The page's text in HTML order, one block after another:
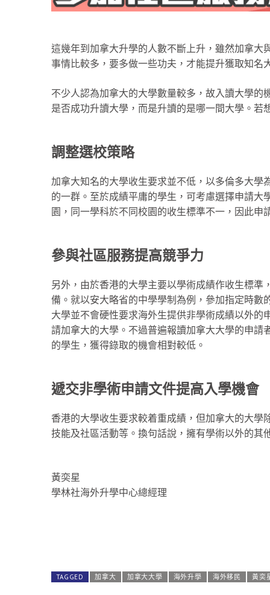
這幾年到加拿大升學的人數不斷上升，雖然加拿
事情比較多，要多做一些功夫，才能提升獲取知名
不少人認為加拿大的大學數量較多，故入讀大學
是否成功升讀大學，而是升讀的是哪一間大學。
調整選校策略
加拿大知名的大學收生要求並不低，以多倫多大
的一群。至於成績平庸的學生，可考慮選擇申請
園，同一學科於不同校園的收生標準不一，因此
參與社區服務提高競爭力
另外，由於香港的大學主要以學術成績作收生標
備。就以安大略省的中學學制為例，參加指定時
大學並不會硬性要求海外生提供非學術成績以外
請加拿大的大學。不過普遍報讀加拿大大學的申
的學生，獲得錄取的機會相對較低。
遞交非學術申請文件提高入學機會
香港的大學收生要求較着重成績，但加拿大的大
技能及社區活動等。換句話說，擁有學術以外的
黃奕星
學林社海外升學中心總經理
TAGGED 加拿大 加拿大大學 海外升學 海外移民 黃奕